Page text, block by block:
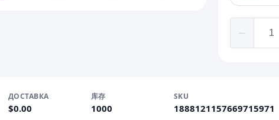
ДОСТАВКА
$0.00
库存
1000
SKU
1888121157669715971